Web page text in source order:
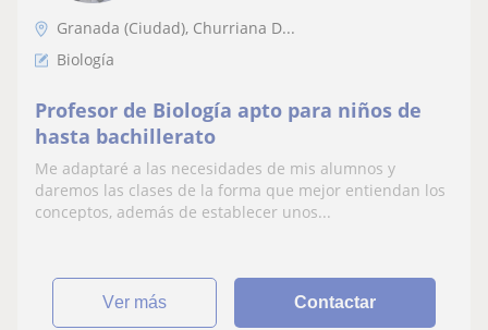
Granada (Ciudad), Churriana D...
Biología
Profesor de Biología apto para niños de
hasta bachillerato
Me adaptaré a las necesidades de mis alumnos y
daremos las clases de la forma que mejor entiendan los
conceptos, además de establecer unos...
ver más Contactar